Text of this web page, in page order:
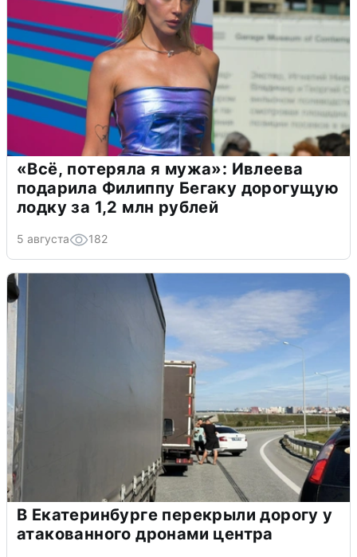
«Всё, потеряла я мужа»: Ивлеева
подарила Филиппу Бегаку дорогущую
лодку за 1,2 млн рублей
5 августа 182
В Екатеринбурге перекрыли дорогу у
атакованного дронами центра